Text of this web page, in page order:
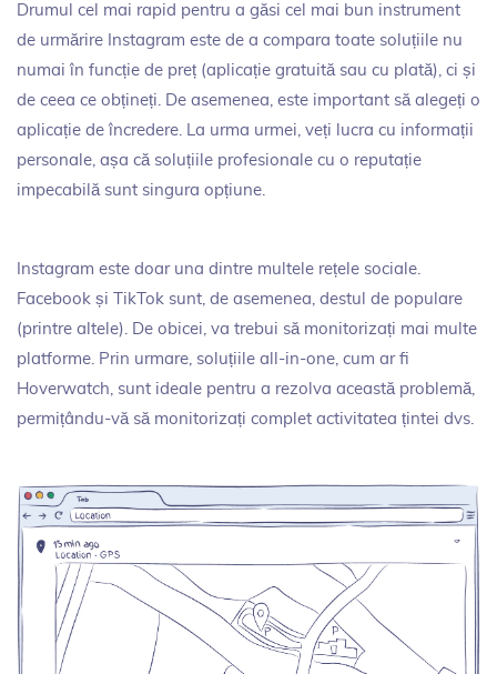
Drumul cel mai rapid pentru a găsi cel mai bun instrument
de urmărire Instagram este de a compara toate soluțiile nu
numai în funcție de preț (aplicație gratuită sau cu plată), ci și
de ceea ce obțineți. De asemenea, este important să alegeți o
aplicație de încredere. La urma urmei, veți lucra cu informații
personale, așa că soluțiile profesionale cu o reputație
impecabilă sunt singura opțiune.
Instagram este doar una dintre multele rețele sociale.
Facebook și TikTok sunt, de asemenea, destul de populare
(printre altele). De obicei, va trebui să monitorizați mai multe
platforme. Prin urmare, soluțiile all-in-one, cum ar fi
Hoverwatch, sunt ideale pentru a rezolva această problemă,
permițându-vă să monitorizați complet activitatea țintei dvs.